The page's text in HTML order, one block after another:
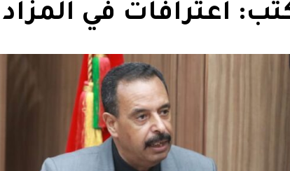
اعترافات في المزاد